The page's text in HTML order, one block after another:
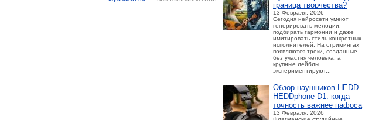
граница творчества?
13 Февраля, 2026
Сегодня нейросети умеют
генерировать мелодии,
подбирать гармонии и даже
имитировать стиль конкретных
исполнителей. На стримингах
появляются треки, созданные
без участия человека, а
крупные лейблы
экспериментируют...
Обзор наушников HEDD
HEDDphone D1: когда
точность важнее пафоса
13 Февраля, 2026